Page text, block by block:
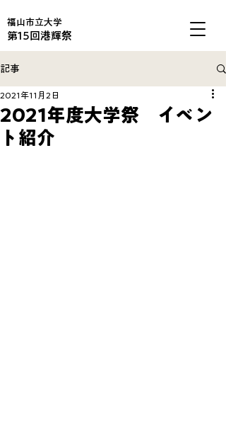
福山市立大学
第15回港輝祭
記事
2021年度大学祭 イベン
ト紹介
2021年11月2日